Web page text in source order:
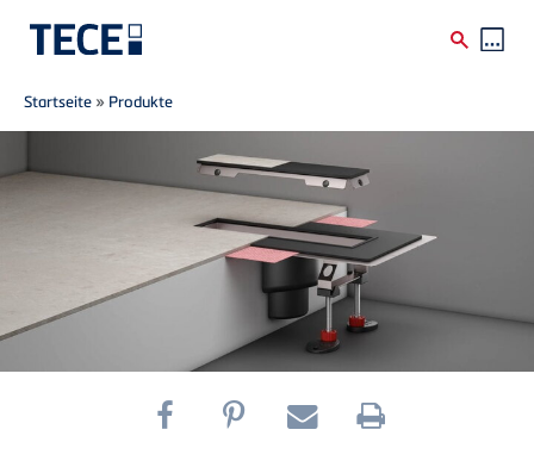
Direkt zum Inhalt
Breadcrumb
Startseite » Produkte